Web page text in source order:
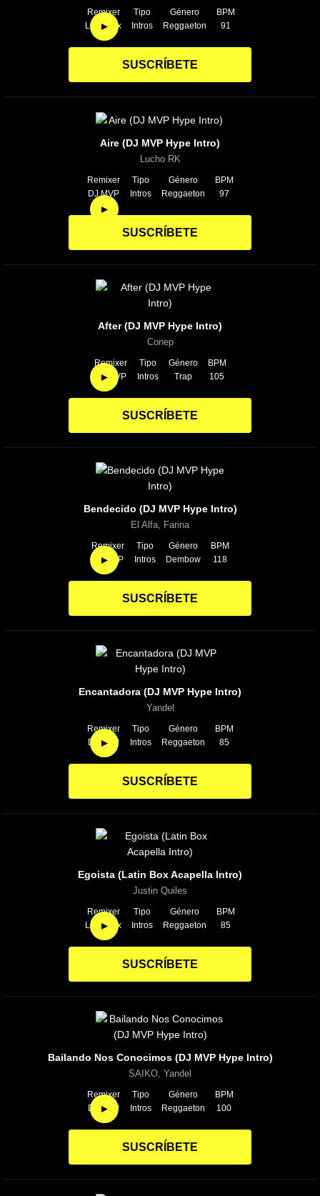
►
Remixer
Latin Box
Tipo
Intros
Género
Reggaeton
BPM
91
SUSCRÍBETE
►
Aire (DJ MVP Hype Intro)
Lucho RK
Remixer
DJ MVP
Tipo
Intros
Género
Reggaeton
BPM
97
SUSCRÍBETE
►
After (DJ MVP Hype Intro)
Conep
Remixer
DJ MVP
Tipo
Intros
Género
Trap
BPM
105
SUSCRÍBETE
►
Bendecido (DJ MVP Hype Intro)
El Alfa, Farina
Remixer
DJ MVP
Tipo
Intros
Género
Dembow
BPM
118
SUSCRÍBETE
►
Encantadora (DJ MVP Hype Intro)
Yandel
Remixer
DJ MVP
Tipo
Intros
Género
Reggaeton
BPM
85
SUSCRÍBETE
►
Egoista (Latin Box Acapella Intro)
Justin Quiles
Remixer
Latin Box
Tipo
Intros
Género
Reggaeton
BPM
85
SUSCRÍBETE
►
Bailando Nos Conocimos (DJ MVP Hype Intro)
SAIKO, Yandel
Remixer
DJ MVP
Tipo
Intros
Género
Reggaeton
BPM
100
SUSCRÍBETE